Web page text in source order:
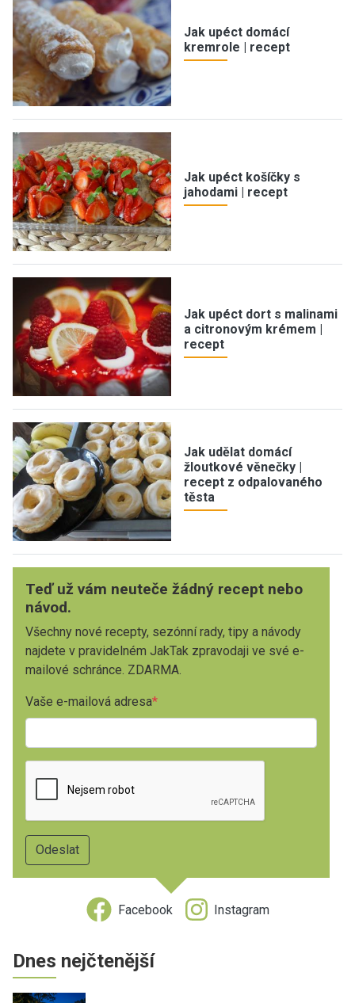
Jak upéct domácí
kremrole | recept
Jak upéct košíčky s
jahodami | recept
Jak upéct dort s malinami
a citronovým krémem |
recept
Jak udělat domácí
žloutkové věnečky |
recept z odpalovaného
těsta
Teď už vám neuteče žádný recept nebo
návod.
Všechny nové recepty, sezónní rady, tipy a návody
najdete v pravidelném JakTak zpravodaji ve své e-
mailové schránce. ZDARMA.
Vaše e-mailová adresa
Facebook Instagram
Dnes nejčtenější